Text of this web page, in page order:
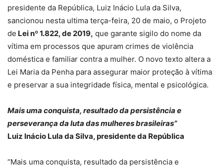
presidente da República, Luiz Inácio Lula da Silva,
sancionou nesta ultima terça-feira, 20 de maio, o Projeto
de Lei nº 1.822, de 2019, que garante sigilo do nome da
vítima em processos que apuram crimes de violência
doméstica e familiar contra a mulher. O novo texto altera a
Lei Maria da Penha para assegurar maior proteção à vítima
e preservar a sua integridade física, mental e psicológica.
Mais uma conquista, resultado da persistência e
perseverança da luta das mulheres brasileiras”
Luiz Inácio Lula da Silva, presidente da República
“Mais uma conquista, resultado da persistência e